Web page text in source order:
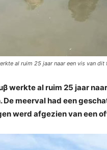
al ruim 25 jaar naar een vis van
werkte al ruim 25 jaar
De meerval had een
werd afgezien van een